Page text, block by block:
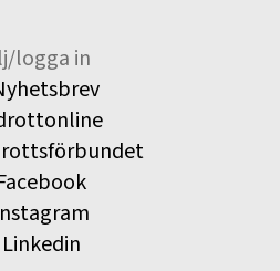
logga in
Linkedin